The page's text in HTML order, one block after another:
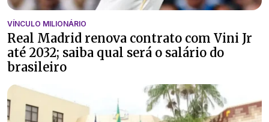
VÍNCULO MILIONÁRIO
Real Madrid renova contrato com Vini Jr
até 2032; saiba qual será o salário do
brasileiro